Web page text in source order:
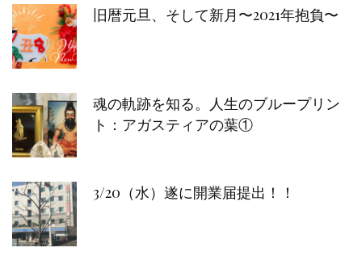
旧暦元旦、そして新月〜2021年抱負〜
魂の軌跡を知る。人生のブループリン
ト：アガスティアの葉①
3/20（水）遂に開業届提出！！